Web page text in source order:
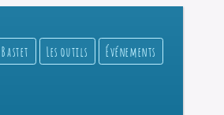
Les outils Événements